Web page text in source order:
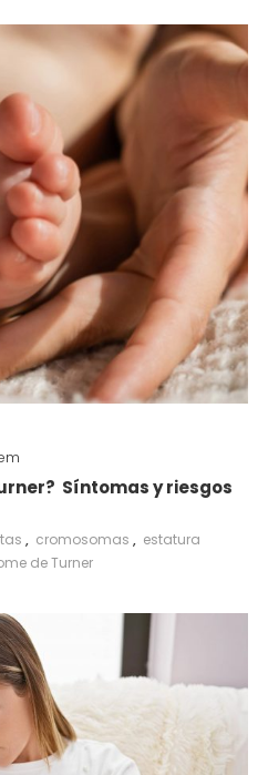
Síntomas y riesgos
, cromosomas , estatura
de Turner